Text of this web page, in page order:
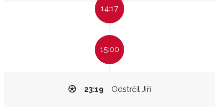
14:17
15:00
Odstrčil Jiří
23:19